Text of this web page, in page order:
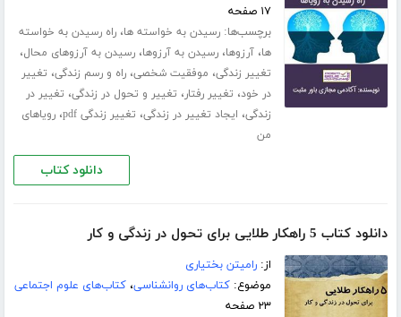
۱۷ صفحه
برچسب‌ها:رسیدن به خواسته ها،راه رسیدن به خواسته
ها،آرزوها،رسیدن به آرزوها،رسیدن به آرزوهای محال،
تغییر زندگی، موفقیت شخصی،راه و رسم زندگی، تغییر
در خود، تغییر رفتار، تغییر و تحول در زندگی، تغییر در
زندگی، ایجاد تغییر در زندگی، تغییر زندگی pdf ،رویاهای
من
دانلود کتاب
دانلود کتاب 5 راهکار طلایی برای تحول در زندگی و کار
از:رامیتن بختیاری
موضوع:کتاب‌های روانشناسی،کتاب‌های علوم اجتماعی
۲۳ صفحه